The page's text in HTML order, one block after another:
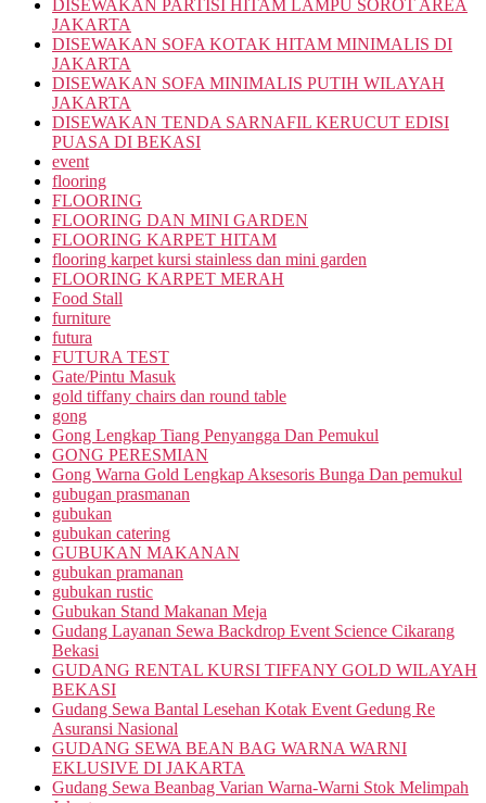
DISEWAKAN PARTISI HITAM LAMPU SOROT AREA
JAKARTA
DISEWAKAN SOFA KOTAK HITAM MINIMALIS DI
JAKARTA
DISEWAKAN SOFA MINIMALIS PUTIH WILAYAH
JAKARTA
DISEWAKAN TENDA SARNAFIL KERUCUT EDISI
PUASA DI BEKASI
event
flooring
FLOORING
FLOORING DAN MINI GARDEN
FLOORING KARPET HITAM
flooring karpet kursi stainless dan mini garden
FLOORING KARPET MERAH
Food Stall
furniture
futura
FUTURA TEST
Gate/Pintu Masuk
gold tiffany chairs dan round table
gong
Gong Lengkap Tiang Penyangga Dan Pemukul
GONG PERESMIAN
Gong Warna Gold Lengkap Aksesoris Bunga Dan pemukul
gubugan prasmanan
gubukan
gubukan catering
GUBUKAN MAKANAN
gubukan pramanan
gubukan rustic
Gubukan Stand Makanan Meja
Gudang Layanan Sewa Backdrop Event Science Cikarang
Bekasi
GUDANG RENTAL KURSI TIFFANY GOLD WILAYAH
BEKASI
Gudang Sewa Bantal Lesehan Kotak Event Gedung Re
Asuransi Nasional
GUDANG SEWA BEAN BAG WARNA WARNI
EKLUSIVE DI JAKARTA
Gudang Sewa Beanbag Varian Warna-Warni Stok Melimpah